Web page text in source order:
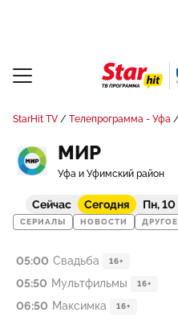
StarHit TV Телепрограмма - Уфа
МИР
Уфа и Уфимский район
Сейчас Сегодня Пн, 10
СЕРИАЛЫ НОВОСТИ ДРУГОЕ
05:00 Свадьба 16+
05:50 Мультфильмы 16+
06:50 Максимка 16+